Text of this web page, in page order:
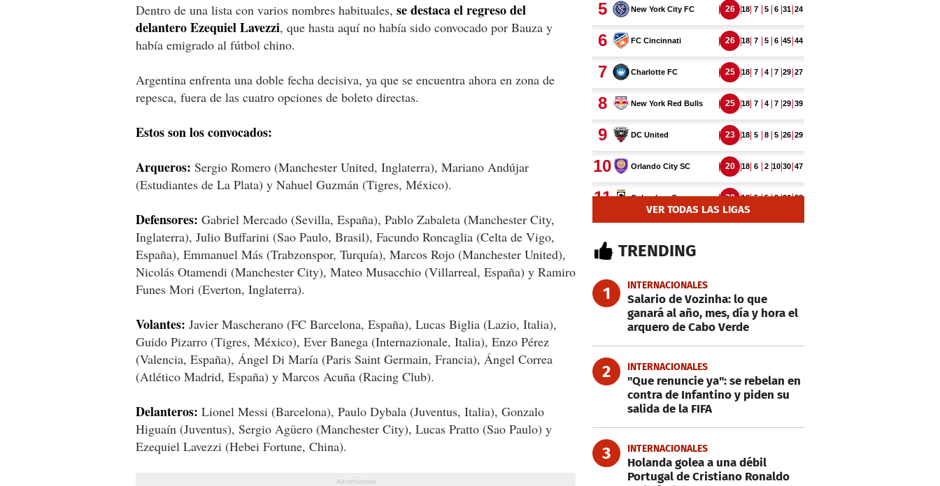
Dentro de una lista con varios nombres habituales, se destaca el regreso del
delantero Ezequiel Lavezzi, que hasta aquí no había sido convocado por Bauza y
había emigrado al fútbol chino.
Argentina enfrenta una doble fecha decisiva, ya que se encuentra ahora en zona de
repesca, fuera de las cuatro opciones de boleto directas.
Estos son los convocados:
Arqueros: Sergio Romero (Manchester United, Inglaterra), Mariano Andújar
(Estudiantes de La Plata) y Nahuel Guzmán (Tigres, México).
Defensores: Gabriel Mercado (Sevilla, España), Pablo Zabaleta (Manchester City,
Inglaterra), Julio Buffarini (Sao Paulo, Brasil), Facundo Roncaglia (Celta de Vigo,
España), Emmanuel Más (Trabzonspor, Turquía), Marcos Rojo (Manchester United),
Nicolás Otamendi (Manchester City), Mateo Musacchio (Villarreal, España) y Ramiro
Funes Mori (Everton, Inglaterra).
Volantes: Javier Mascherano (FC Barcelona, España), Lucas Biglia (Lazio, Italia),
Guido Pizarro (Tigres, México), Ever Banega (Internazionale, Italia), Enzo Pérez
(Valencia, España), Ángel Di María (Paris Saint Germain, Francia), Ángel Correa
(Atlético Madrid, España) y Marcos Acuña (Racing Club).
Delanteros: Lionel Messi (Barcelona), Paulo Dybala (Juventus, Italia), Gonzalo
Higuaín (Juventus), Sergio Agüero (Manchester City), Lucas Pratto (Sao Paulo) y
Ezequiel Lavezzi (Hebei Fortune, China).
VER TODAS LAS LIGAS
TRENDING
1 INTERNACIONALES
Salario de Vozinha: lo que
ganará al año, mes, día y hora el
arquero de Cabo Verde
2 INTERNACIONALES
"Que renuncie ya": se rebelan en
contra de Infantino y piden su
salida de la FIFA
3 INTERNACIONALES
Holanda golea a una débil
Portugal de Cristiano Ronaldo